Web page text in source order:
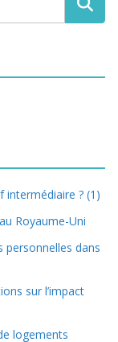
intermédiaire ? (1)
Royaume-Uni
personnelles dans
sur l’impact
logements